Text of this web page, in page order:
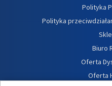
Polityka
Polityka
Biuro
Oferta
Oferta